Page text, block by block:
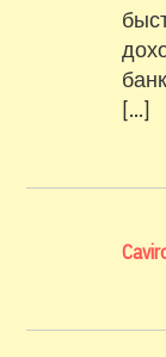
[…]